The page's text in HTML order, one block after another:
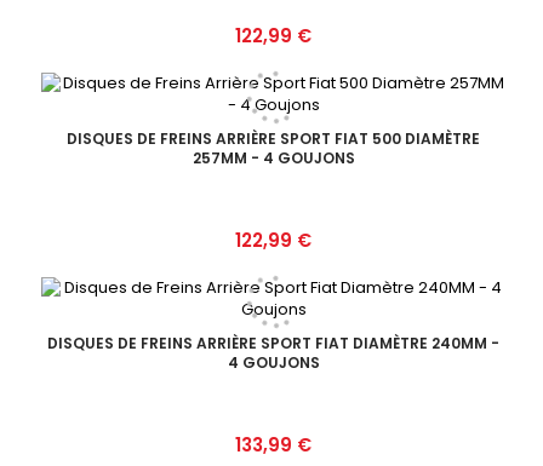
Prix
122,99 €
DISQUES DE FREINS ARRIÈRE SPORT FIAT 500 DIAMÈTRE
257MM - 4 GOUJONS
Prix
122,99 €
DISQUES DE FREINS ARRIÈRE SPORT FIAT DIAMÈTRE 240MM -
4 GOUJONS
Prix
133,99 €